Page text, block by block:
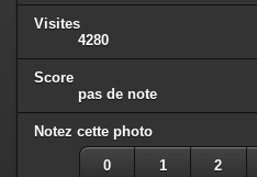
Visites
4280
Score
pas de note
Notez cette photo
0 1 2